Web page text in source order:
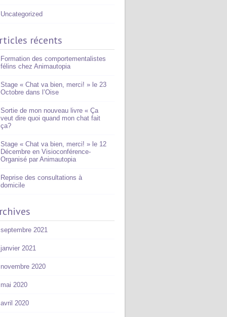
Uncategorized
récents
Formation des comportementalistes
félins chez Animautopia
Stage « Chat va bien, merci! » le 23
Octobre dans l’Oise
Sortie de mon nouveau livre « Ça
veut dire quoi quand mon chat fait
ça?
Stage « Chat va bien, merci! » le 12
Décembre en Visioconférence-
Organisé par Animautopia
Reprise des consultations à
domicile
septembre 2021
janvier 2021
novembre 2020
mai 2020
avril 2020